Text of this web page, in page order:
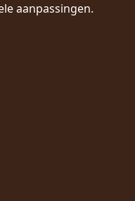
aanpassingen.